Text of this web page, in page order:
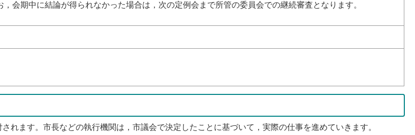
，会期中に結論が得られなかった場合は，次の定例会まで所管の委員会での継続審査となります。
ます。市長などの執行機関は，市議会で決定したことに基づいて，実際の仕事を進めていきます。